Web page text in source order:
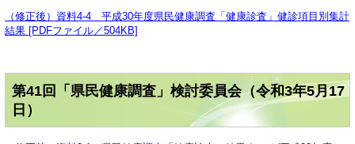
（修正後）資料4-4 平成30年度県民健康調査「健康診査」健診項目別集計
結果 [PDFファイル／504KB]
第41回「県民健康調査」検討委員会（令和3年5月17
日）